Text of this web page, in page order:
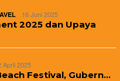
16 Juni 2025
2025 dan Upaya
April 2025
Festival, Gubern…